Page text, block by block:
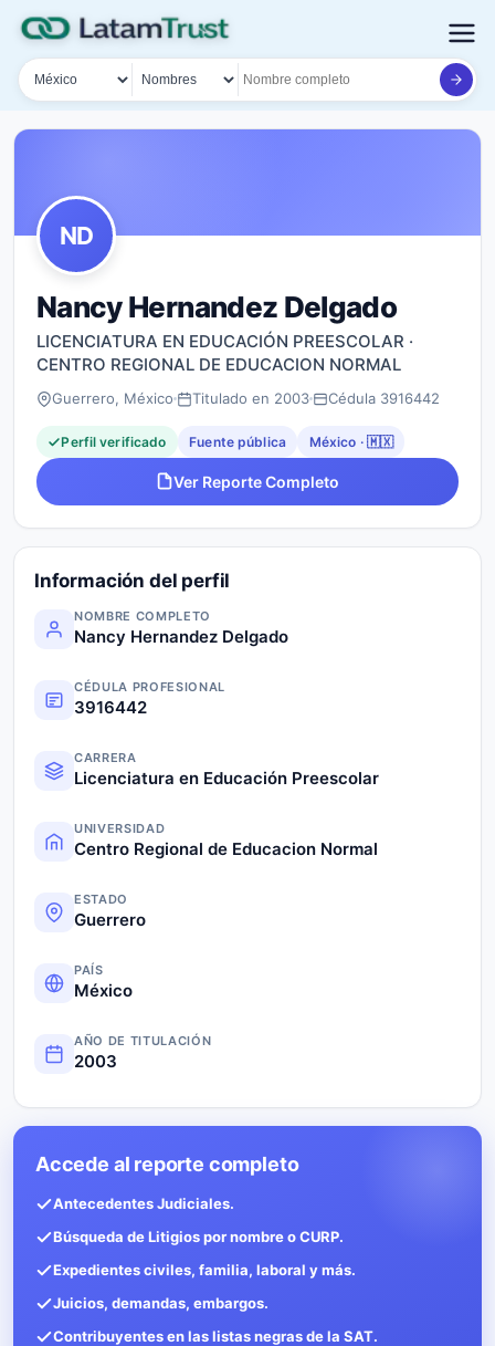
País
Tipo de búsqueda
Nombre o documento
ND
Nancy Hernandez Delgado
LICENCIATURA EN EDUCACIÓN PREESCOLAR ·
CENTRO REGIONAL DE EDUCACION NORMAL
Guerrero, México Titulado en 2003 Cédula 3916442
Perfil verificado Fuente pública México · 🇲🇽
Ver Reporte Completo
Información del perfil
NOMBRE COMPLETO
Nancy Hernandez Delgado
CÉDULA PROFESIONAL
3916442
CARRERA
Licenciatura en Educación Preescolar
UNIVERSIDAD
Centro Regional de Educacion Normal
ESTADO
Guerrero
PAÍS
México
AÑO DE TITULACIÓN
2003
Accede al reporte completo
Antecedentes Judiciales.
Búsqueda de Litigios por nombre o CURP.
Expedientes civiles, familia, laboral y más.
Juicios, demandas, embargos.
Contribuyentes en las listas negras de la SAT.